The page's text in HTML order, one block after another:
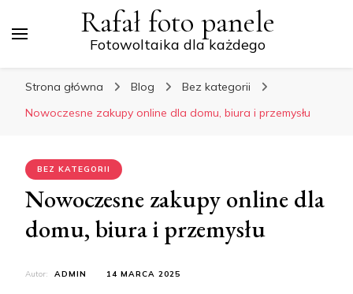
Rafał foto panele
Fotowoltaika dla każdego
Strona główna Blog
Bez kategorii
Nowoczesne zakupy online dla domu, biura i przemysłu
BEZ KATEGORII
Nowoczesne zakupy online dla
domu, biura i przemysłu
Autor: ADMIN 14 MARCA 2025